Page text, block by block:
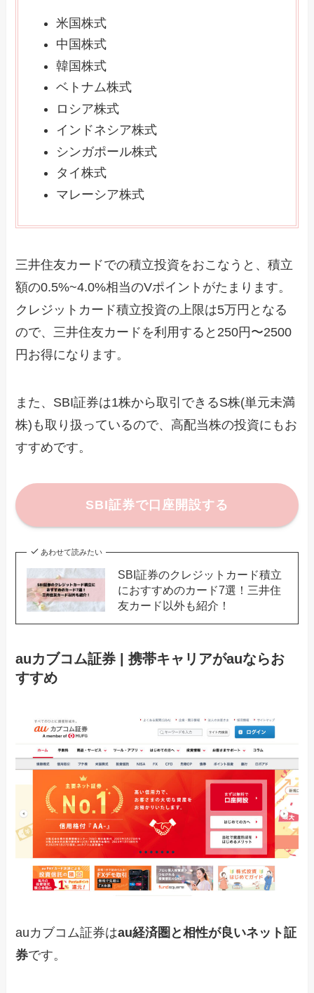
米国株式
中国株式
韓国株式
ベトナム株式
ロシア株式
インドネシア株式
シンガポール株式
タイ株式
マレーシア株式
三井住友カードでの積立投資をおこなうと、積立
額の0.5%~4.0%相当のVポイントがたまります。
クレジットカード積立投資の上限は5万円となる
ので、三井住友カードを利用すると250円〜2500
円お得になります。
また、SBI証券は1株から取引できるS株(単元未満
株)も取り扱っているので、高配当株の投資にもお
すすめです。
SBI証券で口座開設する
あわせて読みたい
SBI証券のクレジットカード積立
におすすめのカード7選！三井住
友カード以外も紹介！
auカブコム証券 | 携帯キャリアがauならお
すすめ
auカブコム証券はau経済圏と相性が良いネット証
券です。